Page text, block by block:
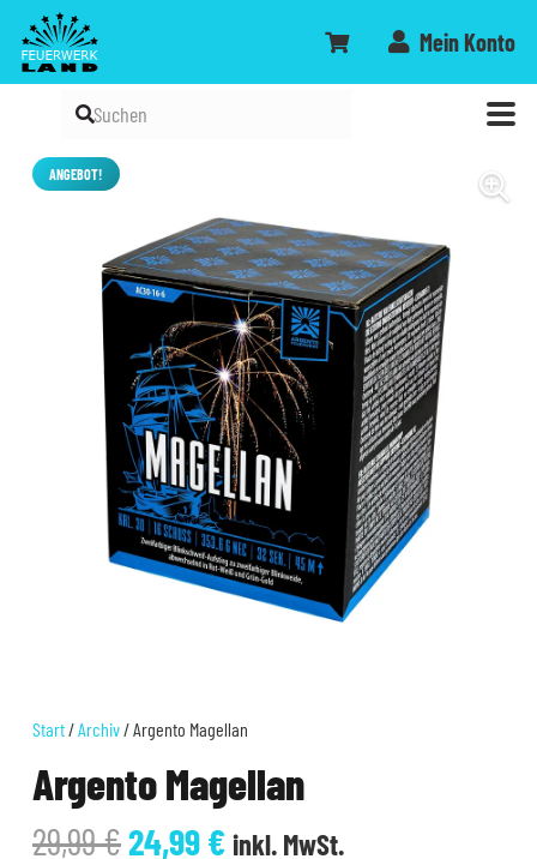
Mein Konto
ANGEBOT!
Start/Archiv/ Argento Magellan
Argento Magellan
29,99€Ursprünglicher
24,99€Aktueller
inkl. MwSt.